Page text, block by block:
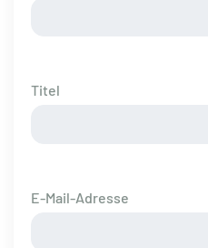
Titel
E-Mail-Adresse